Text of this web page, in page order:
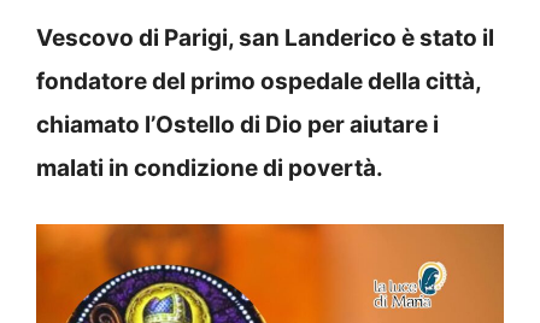
Vescovo di Parigi, san Landerico è stato il
fondatore del primo ospedale della città,
chiamato l’Ostello di Dio per aiutare i
malati in condizione di povertà.